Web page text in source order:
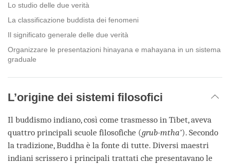
Lo studio delle due verità
La classificazione buddista dei fenomeni
Il significato generale delle due verità
Organizzare le presentazioni hinayana e mahayana in un sistema
graduale
L’origine dei sistemi filosofici
Il buddismo indiano, così come trasmesso in Tibet, aveva
quattro principali scuole filosofiche (grub-mtha’). Secondo
la tradizione, Buddha è la fonte di tutte. Diversi maestri
indiani scrissero i principali trattati che presentavano le